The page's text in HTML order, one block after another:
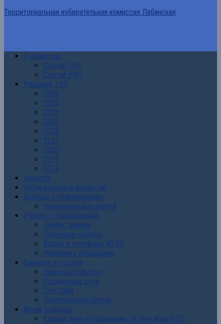
Территориальная избирательная комиссия Лабинская
О комиссии
Состав ТИК
Состав УИК
Решения ТИК
2026
2025
2024
2023
2022
2021
2020
2019
2018
Новости
Избирательные комиссии
Выборы и референдумы
Избирательные округа
Работа с обращениями
График приема
Полезные ссылки
Адрес и телефоны ИККК
Направить обращение
Баннеры и ссылки
Законодательство
Социальные сети
Для СМИ
Политические партии
Архив выборов
Единый день голосования 14 сентября 2025